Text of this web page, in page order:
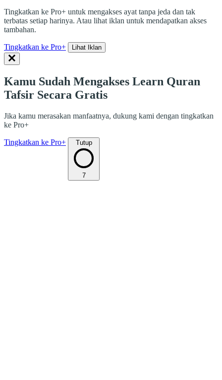
Tingkatkan ke Pro+ untuk mengakses ayat tanpa jeda dan tak
terbatas setiap harinya. Atau lihat iklan untuk mendapatkan akses
tambahan.
Tingkatkan ke Pro+ Lihat Iklan
Kamu Sudah Mengakses Learn Quran
Tafsir Secara Gratis
Jika kamu merasakan manfaatnya, dukung kami dengan tingkatkan
ke Pro+
Tingkatkan ke Pro+ Tutup
7